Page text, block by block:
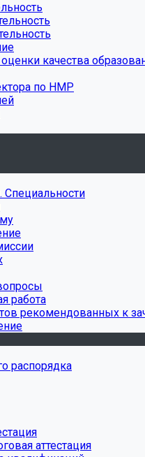
качества
по НМР
работа
рекомендованных к
распорядка
аттестация